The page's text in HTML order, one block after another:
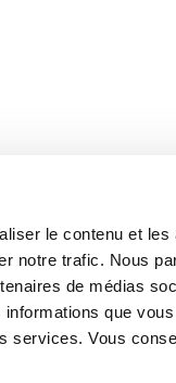
le contenu et
notre trafic. Nous
de médias
que
services. Vous